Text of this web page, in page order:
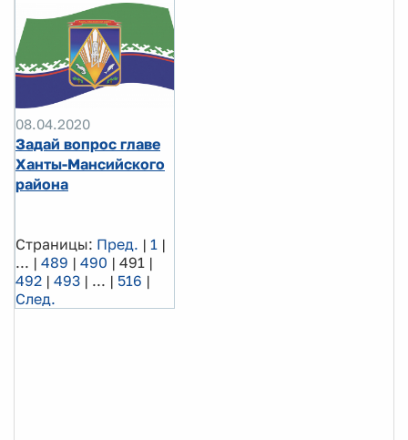
08.04.2020
Задай вопрос главе
Ханты-Мансийского
района
Страницы: Пред. | 1 |
... | 489 | 490 | 491 |
492 | 493 | ... | 516 |
След.